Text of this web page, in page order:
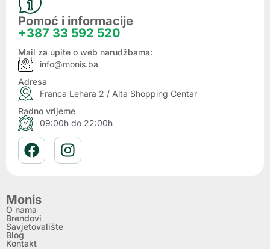
Pomoć i informacije
+387 33 592 520
Mail za upite o web narudžbama:
info@monis.ba
Adresa
Franca Lehara 2 / Alta Shopping Centar
Radno vrijeme
09:00h do 22:00h
Monis
O nama
Brendovi
Savjetovalište
Blog
Kontakt